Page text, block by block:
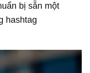
bị sẵn một
hashtag